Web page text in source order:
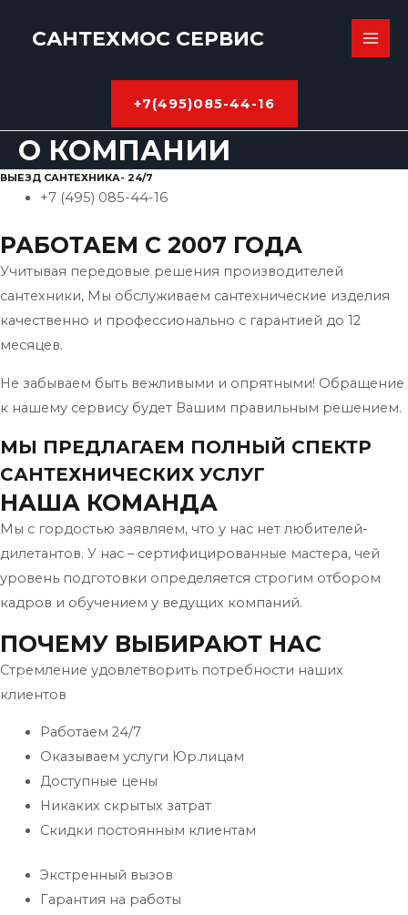
САНТЕХМОС СЕРВИС
+7(495)085-44-16
О КОМПАНИИ
ВЫЕЗД САНТЕХНИКА- 24/7
+7 (495) 085-44-16
РАБОТАЕМ С 2007 ГОДА
Учитывая передовые решения производителей
сантехники, Мы обслуживаем сантехнические изделия
качественно и профессионально с гарантией до 12
месяцев.
Не забываем быть вежливыми и опрятными! Обращение
к нашему сервису будет Вашим правильным решением.
МЫ ПРЕДЛАГАЕМ ПОЛНЫЙ СПЕКТР
САНТЕХНИЧЕСКИХ УСЛУГ
НАША КОМАНДА
Мы с гордостью заявляем, что у нас нет любителей-
дилетантов. У нас – сертифицированные мастера, чей
уровень подготовки определяется строгим отбором
кадров и обучением у ведущих компаний.
ПОЧЕМУ ВЫБИРАЮТ НАС
Стремление удовлетворить потребности наших
клиентов
Работаем 24/7
Оказываем услуги Юр.лицам
Доступные цены
Никаких скрытых затрат
Скидки постоянным клиентам
Экстренный вызов
Гарантия на работы